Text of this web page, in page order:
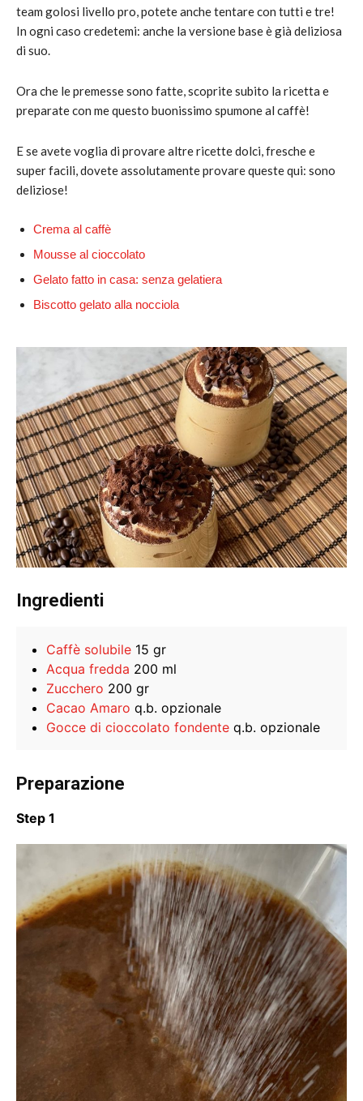
team golosi livello pro, potete anche tentare con tutti e tre!
In ogni caso credetemi: anche la versione base è già deliziosa
di suo.
Ora che le premesse sono fatte, scoprite subito la ricetta e
preparate con me questo buonissimo spumone al caffè!
E se avete voglia di provare altre ricette dolci, fresche e
super facili, dovete assolutamente provare queste qui: sono
deliziose!
Crema al caffè
Mousse al cioccolato
Gelato fatto in casa: senza gelatiera
Biscotto gelato alla nocciola
Ingredienti
Caffè solubile 15 gr
Acqua fredda 200 ml
Zucchero 200 gr
Cacao Amaro q.b. opzionale
Gocce di cioccolato fondente q.b. opzionale
Preparazione
Step 1